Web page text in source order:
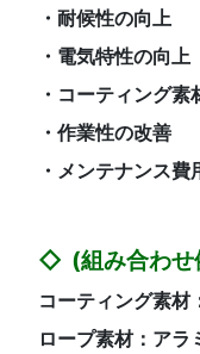
・耐候性の向上
・電気特性の向上
・コーティング
・作業性の改善
・メンテナンス費
(組み合わせ
コーティング素材
ロープ素材：アラ